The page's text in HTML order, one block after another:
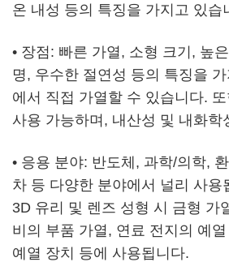
온 내성 등의 특징을 가지고 있습
• 장점: 빠른 가열, 소형 크기, 높
명, 우수한 절연성 등의 특징을
에서 직접 가열할 수 있습니다.
사용 가능하며, 내산성 및 내화학
• 응용 분야: 반도체, 과학/의학,
차 등 다양한 분야에서 널리 사용
3D 유리 및 렌즈 성형 시 금형 가
비의 부품 가열, 연료 전지의 예
예열 장치 등에 사용됩니다.